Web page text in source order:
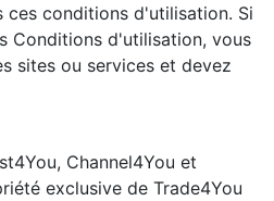
conditions d'utilisation. Si
Conditions d'utilisation, vous
sites ou services et devez
Channel4You et
exclusive de Trade4You